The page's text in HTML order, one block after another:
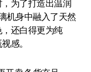
为了打造出温润
机身中融入了天然
还白得更为纯
感。